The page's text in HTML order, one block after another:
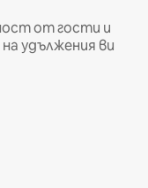
от гости и
удължения ви